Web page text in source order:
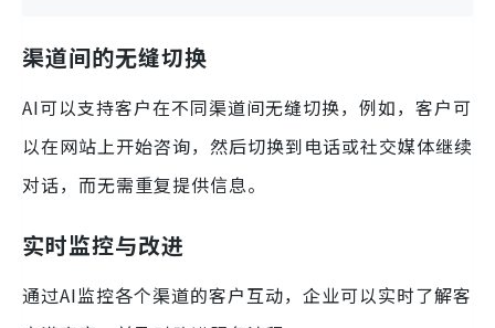
渠道间的无缝切换
AI可以支持客户在不同渠道间无缝切换，例如，客户可
以在网站上开始咨询，然后切换到电话或社交媒体继续
对话，而无需重复提供信息。
实时监控与改进
通过AI监控各个渠道的客户互动，企业可以实时了解客